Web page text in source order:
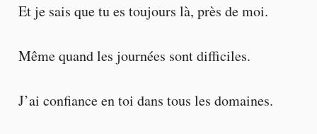
Et je sais que tu es toujours là, près de moi.
Même quand les journées sont difficiles.
J’ai confiance en toi dans tous les domaines.